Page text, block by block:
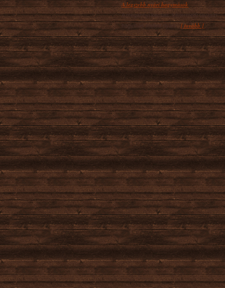
A legszebb nyári hagymások
A megannyi kecses, kistermetű tavaszi
hagymás mellett nyári...[ tovább ]